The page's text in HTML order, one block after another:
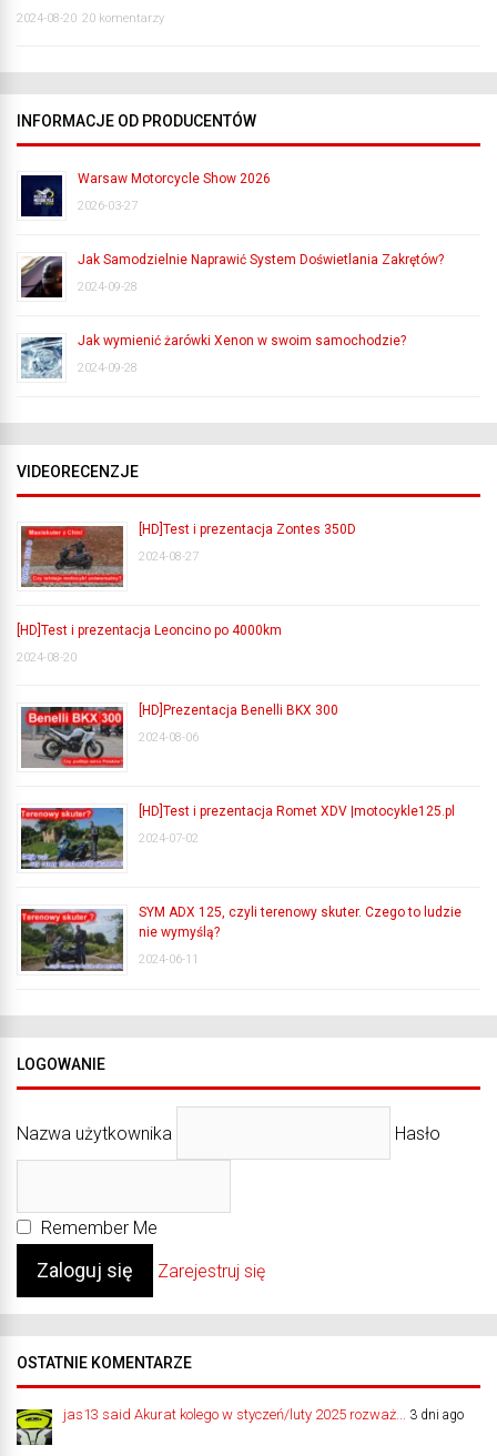
2024-08-20 20 komentarzy
INFORMACJE OD PRODUCENTÓW
Warsaw Motorcycle Show 2026
2026-03-27
Jak Samodzielnie Naprawić System Doświetlania Zakrętów?
2024-09-28
Jak wymienić żarówki Xenon w swoim samochodzie?
2024-09-28
VIDEORECENZJE
[HD]Test i prezentacja Zontes 350D
2024-08-27
[HD]Test i prezentacja Leoncino po 4000km
2024-08-20
[HD]Prezentacja Benelli BKX 300
2024-08-06
[HD]Test i prezentacja Romet XDV |motocykle125.pl
2024-07-02
SYM ADX 125, czyli terenowy skuter. Czego to ludzie
nie wymyślą?
2024-06-11
LOGOWANIE
Nazwa użytkownika Hasło
Remember Me
Zarejestruj się
OSTATNIE KOMENTARZE
jas13 said Akurat kolego w styczeń/luty 2025 rozważ... 3 dni ago